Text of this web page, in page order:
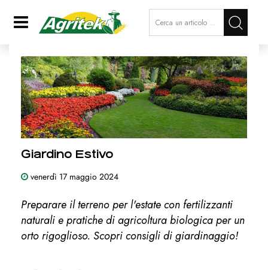
Open La modifica di un filtro
Giardino Estivo
venerdì 17 maggio 2024
Preparare il terreno per l'estate con fertilizzanti
naturali e pratiche di agricoltura biologica per un
orto rigoglioso. Scopri consigli di giardinaggio!